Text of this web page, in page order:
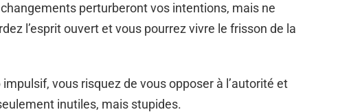
perturberont vos intentions, mais ne
l’esprit ouvert et vous pourrez vivre le frisson de la
vous risquez de vous opposer à l’autorité et
inutiles, mais stupides.